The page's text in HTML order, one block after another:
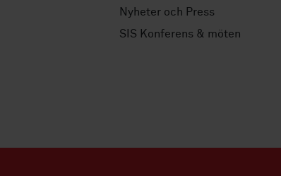
Nyheter och Press
SIS Konferens & möten